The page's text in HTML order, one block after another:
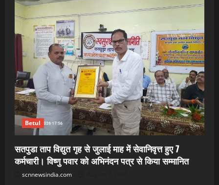
Betul
सतपुडा ताप विद्युत गृह से जुलाई माह में सेवानिवृत्त हुए 7
कर्मचारी। विष्णु पवार को अभिनंदन पत्र से किया सम्मानित
scnnewsindia.com